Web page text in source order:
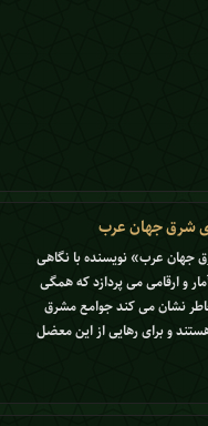
شرق جهان عرب
جهان عرب» نویسنده با نگاهی
و ارقامی می پردازد که همگی
نشان می کند جوامع مشرق
و برای رهایی از این معضل